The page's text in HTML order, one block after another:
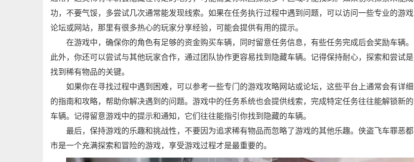
功，不要气馁，多尝试几次通常能发现线索。如果在任务执行过程中遇到问题，可以访问一些专业的游戏
论坛或网站，那里有很多热心的玩家分享经验，可能会提供有用的提示。
在游戏中，确保你的角色有足够的资金购买车辆，同时留意任务信息，有些任务完成后会奖励车辆。
此外，你还可以尝试与其他玩家合作，通过团队协作更容易找到隐藏车辆。记得保持耐心，探索和尝试是
找到稀有物品的关键。
如果你在寻找过程中遇到困难，可以参考一些专门的游戏攻略网站或论坛，这些平台上通常会有详细
的指南和攻略，帮助你解决遇到的问题。游戏中的任务系统也会提供线索，完成特定任务往往能解锁新的
车辆。记得留意游戏中的提示和通知，它们往往能指引你找到隐藏的车辆。
最后，保持游戏的乐趣和挑战性，不要因为追求稀有物品而忽略了游戏的其他乐趣。侠盗飞车罪恶都
市是一个充满探索和冒险的游戏，享受游戏过程才是最重要的。